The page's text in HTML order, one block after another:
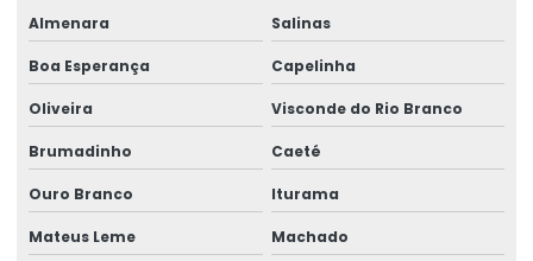
Almenara Salinas
Boa Esperança Capelinha
Oliveira Visconde do Rio Branco
Brumadinho Caeté
Ouro Branco Iturama
Mateus Leme Machado